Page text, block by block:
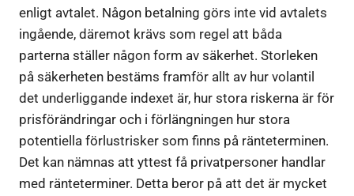
enligt avtalet. Någon betalning görs inte vid avtalets
ingående, däremot krävs som regel att båda
parterna ställer någon form av säkerhet. Storleken
på säkerheten bestäms framför allt av hur volantil
det underliggande indexet är, hur stora riskerna är för
prisförändringar och i förlängningen hur stora
potentiella förlustrisker som finns på ränteterminen.
Det kan nämnas att yttest få privatpersoner handlar
med ränteterminer. Detta beror på att det är mycket